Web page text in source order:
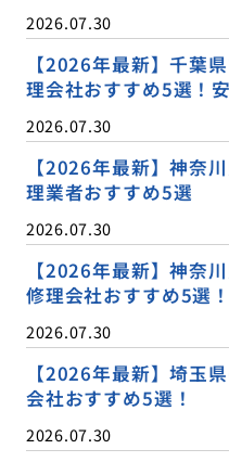
2026.07.30
【2026年最新】千葉
理会社おすすめ5選！
2026.07.30
【2026年最新】神奈
理業者おすすめ5選
2026.07.30
【2026年最新】神奈
修理会社おすすめ5選！
2026.07.30
【2026年最新】埼玉
会社おすすめ5選！
2026.07.30